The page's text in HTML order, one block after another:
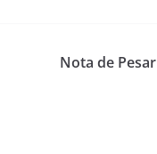
Nota de Pesar